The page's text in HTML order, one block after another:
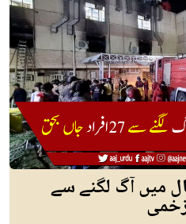
میں آگ لگنے سے